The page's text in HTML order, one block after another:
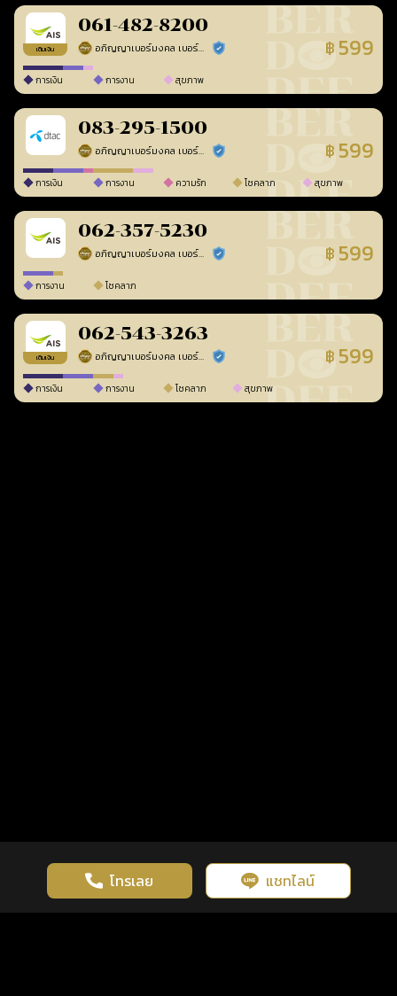
เติมเงิน
061-482-8200
อภิญญาเบอร์มงคล เบอร์สวยเลขศาสตร์ ร้านยืนยันแล้ว ฿ 599
การเงิน การงาน สุขภาพ
083-295-1500
อภิญญาเบอร์มงคล เบอร์สวยเลขศาสตร์ ร้านยืนยันแล้ว ฿ 599
การเงิน การงาน ความรัก โชคลาภ สุขภาพ
062-357-5230
อภิญญาเบอร์มงคล เบอร์สวยเลขศาสตร์ ร้านยืนยันแล้ว ฿ 599
การงาน โชคลาภ
เติมเงิน
062-543-3263
อภิญญาเบอร์มงคล เบอร์สวยเลขศาสตร์ ร้านยืนยันแล้ว ฿ 599
การเงิน การงาน โชคลาภ สุขภาพ
โทรเลย แชทไลน์
เว็บไซต์นี้มีการใช้งานคุกกี้ เพื่อเพิ่มประสิทธิภาพและประสบการณ์ที่ดี
ในการใช้งานเว็บไซต์ นโยบายความเป็นส่วนตัว
รู้ก่อน พร้อมกว่า ทุกจังหวะชีวิต คลิกดูดวงฟรี